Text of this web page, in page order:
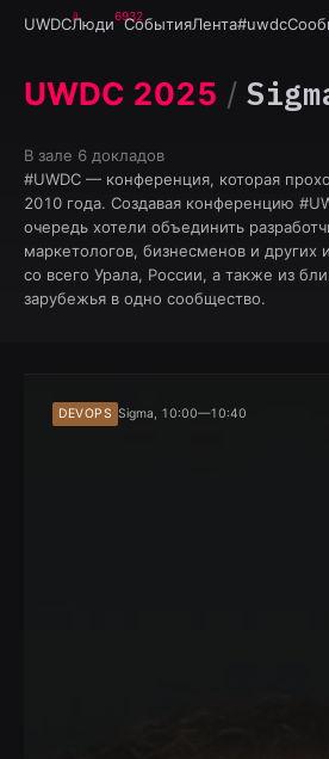
UWDCЛюди6932
СобытияЛента#uwdc
UWDC 2025 /
В зале 6 докладов
#UWDC — конференция, которая
2010 года. Создавая конференцию
очередь хотели объединить
маркетологов, бизнесменов и других
со всего Урала, России, а также из
зарубежья в одно сообщество.
DEVOPS Sigma, 10:00—10:40